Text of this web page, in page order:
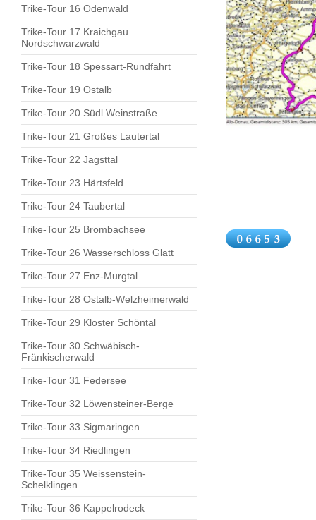
Trike-Tour 16 Odenwald
Trike-Tour 17 Kraichgau
Nordschwarzwald
Trike-Tour 18 Spessart-Rundfahrt
Trike-Tour 19 Ostalb
Trike-Tour 20 Südl.Weinstraße
Trike-Tour 21 Großes Lautertal
Trike-Tour 22 Jagsttal
Trike-Tour 23 Härtsfeld
Trike-Tour 24 Taubertal
Trike-Tour 25 Brombachsee
Trike-Tour 26 Wasserschloss Glatt
Trike-Tour 27 Enz-Murgtal
Trike-Tour 28 Ostalb-Welzheimerwald
Trike-Tour 29 Kloster Schöntal
Trike-Tour 30 Schwäbisch-
Fränkischerwald
Trike-Tour 31 Federsee
Trike-Tour 32 Löwensteiner-Berge
Trike-Tour 33 Sigmaringen
Trike-Tour 34 Riedlingen
Trike-Tour 35 Weissenstein-
Schelklingen
Trike-Tour 36 Kappelrodeck